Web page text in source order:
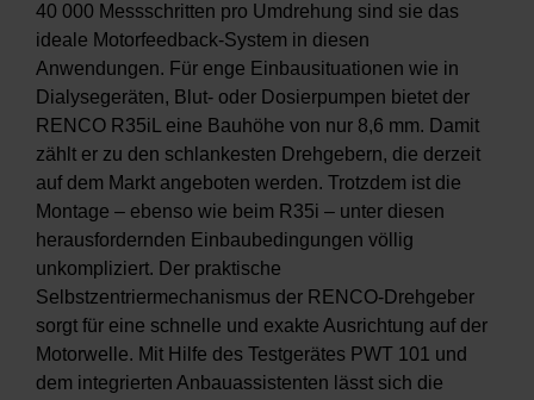
40 000 Messschritten pro Umdrehung sind sie das
ideale Motorfeedback-System in diesen
Anwendungen. Für enge Einbausituationen wie in
Dialysegeräten, Blut- oder Dosierpumpen bietet der
RENCO R35iL eine Bauhöhe von nur 8,6 mm. Damit
zählt er zu den schlankesten Drehgebern, die derzeit
auf dem Markt angeboten werden. Trotzdem ist die
Montage – ebenso wie beim R35i – unter diesen
herausfordernden Einbaubedingungen völlig
unkompliziert. Der praktische
Selbstzentriermechanismus der RENCO-Drehgeber
sorgt für eine schnelle und exakte Ausrichtung auf der
Motorwelle. Mit Hilfe des Testgerätes PWT 101 und
dem integrierten Anbauassistenten lässt sich die